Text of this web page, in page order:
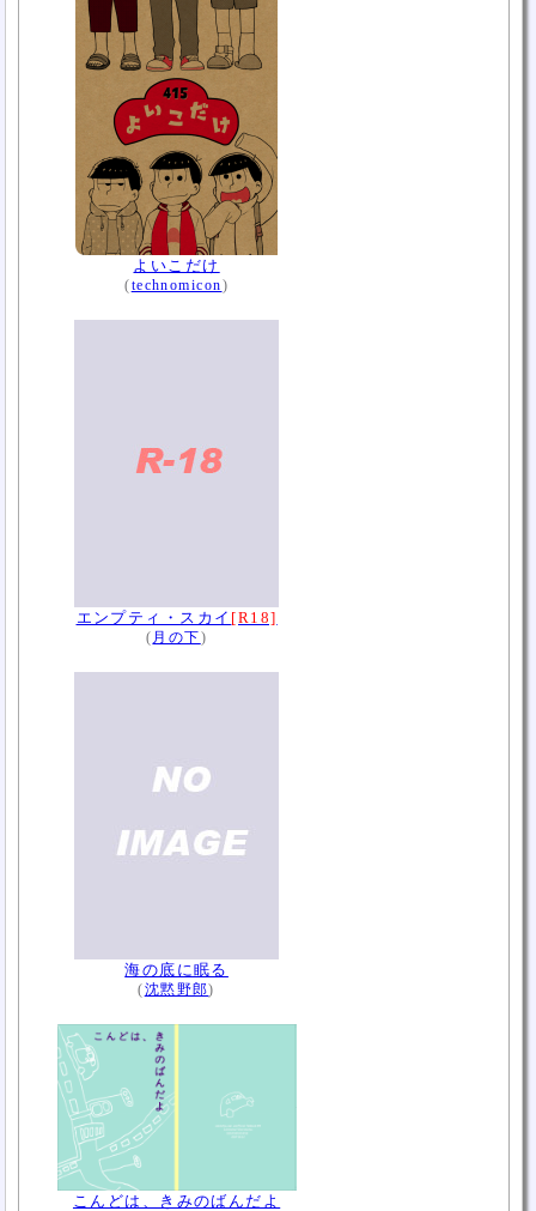
よいこだけ
(technomicon)
エンプティ・スカイ [R18]
( 月の下)
海の底に眠る
(沈黙野郎)
こんどは、きみのばんだよ